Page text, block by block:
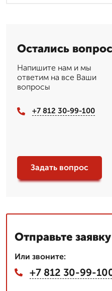
Остались
Напишите нам и мы
ответим на все Ваши
вопросы
+7 812 30-99-100
Задать вопрос
Отправьте заявку
Или звоните:
+7 812 30-99-